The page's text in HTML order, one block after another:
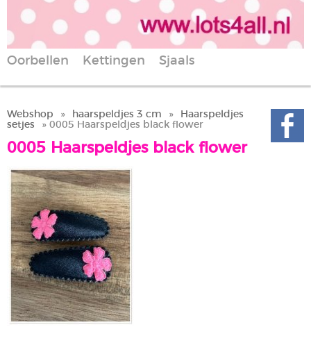
Oorbellen Kettingen Sjaals
Webshop » haarspeldjes 3 cm »
Haarspeldjes
setjes
» 0005 Haarspeldjes black flower
0005 Haarspeldjes black flower